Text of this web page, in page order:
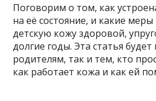
Поговорим о том, как
на её состояние, и какие
детскую кожу здоровой,
долгие годы. Эта статья будет
родителям, так и тем, кто
как работает кожа и как ей